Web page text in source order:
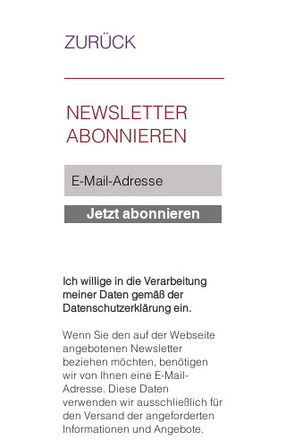
ZURÜCK
NEWSLETTER
ABONNIEREN
Jetzt abonnieren
Ich willige in die Verarbeitung
meiner Daten gemäß der
Datenschutzerklärung ein.
Wenn Sie den auf der Webseite
angebotenen Newsletter
beziehen möchten, benötigen
wir von Ihnen eine E-Mail-
Adresse. Diese Daten
verwenden wir ausschließlich für
den Versand der angeforderten
Informationen und Angebote.